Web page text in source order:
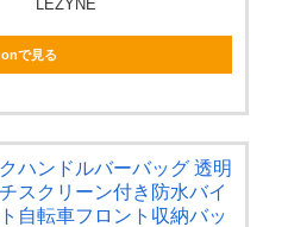
LEZYNE
で見る
ハンドルバーバッグ 透明
スクリーン付き防水バイ
自転車フロント収納バッ